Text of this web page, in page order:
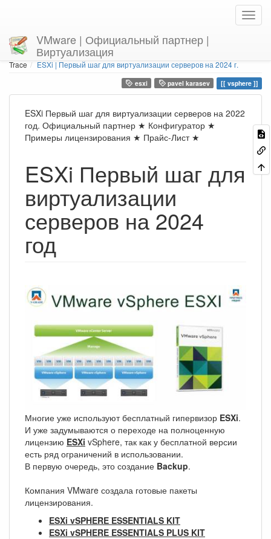
VMware | Официальный партнер |
Виртуализация
You are here
Home
Trace
ESXi | Первый шаг для виртуализации серверов на 2024 г.
esxi pavel karasev vsphere
ESXi Первый шаг для виртуализации серверов на 2022
год. Официальный партнер ★ Конфигуратор ★
Примеры лицензирования ★ Прайс-Лист ★
ESXi Первый шаг для
виртуализации
серверов на 2024
год
Многие уже используют бесплатный гипервизор ESXi.
И уже задумываются о переходе на полноценную
лицензию ESXi vSphere, так как у бесплатной версии
есть ряд ограничений в использовании.
В первую очередь, это создание Backup.
Компания VMware создала готовые пакеты
лицензирования.
ESXi vSPHERE ESSENTIALS KIT
ESXi vSPHERE ESSENTIALS PLUS KIT